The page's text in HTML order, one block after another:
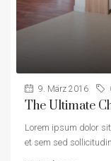
9. März 2016
The Ultimate
Lorem ipsum dolor
et sem sed